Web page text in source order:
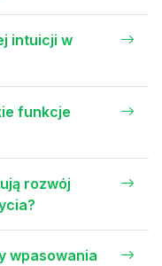
intuicji w
funkcje
rozwój
wpasowania